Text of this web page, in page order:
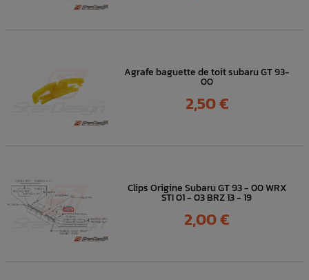
Agrafe baguette de toit subaru GT 93-
00
Prix
2,50 €
Clips Origine Subaru GT 93 - 00 WRX
STI 01 - 03 BRZ 13 - 19
Prix
2,00 €